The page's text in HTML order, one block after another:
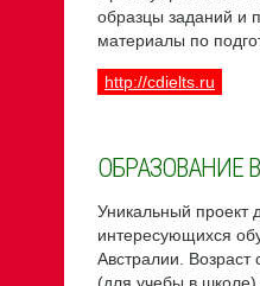
образцы заданий и
материалы по
http://cdielts.ru
ОБРАЗОВАНИЕ
Уникальный проект
интересующихся
Австралии. Возраст